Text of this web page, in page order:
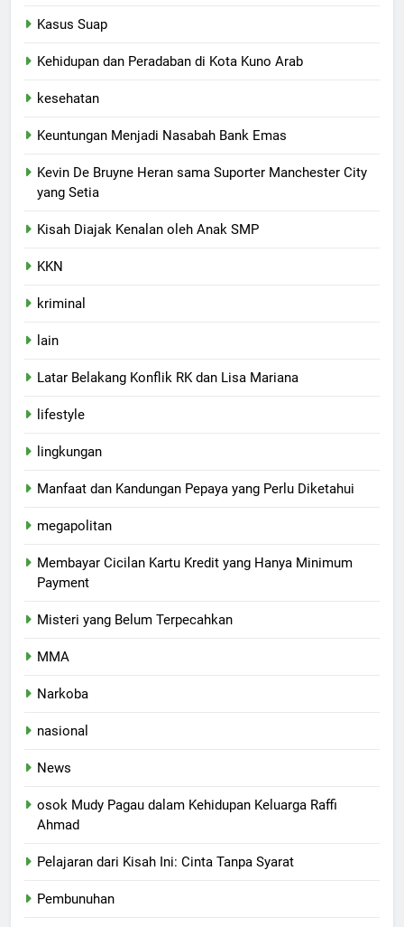
Kasus Suap
Kehidupan dan Peradaban di Kota Kuno Arab
kesehatan
Keuntungan Menjadi Nasabah Bank Emas
Kevin De Bruyne Heran sama Suporter Manchester City
yang Setia
Kisah Diajak Kenalan oleh Anak SMP
KKN
kriminal
lain
Latar Belakang Konflik RK dan Lisa Mariana
lifestyle
lingkungan
Manfaat dan Kandungan Pepaya yang Perlu Diketahui
megapolitan
Membayar Cicilan Kartu Kredit yang Hanya Minimum
Payment
Misteri yang Belum Terpecahkan
MMA
Narkoba
nasional
News
osok Mudy Pagau dalam Kehidupan Keluarga Raffi
Ahmad
Pelajaran dari Kisah Ini: Cinta Tanpa Syarat
Pembunuhan